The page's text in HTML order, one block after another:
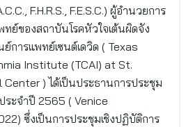
F.H.R.S., F.E.S.C.) ผู้อำนวยการ
ย์ของสถาบันโรคหัวใจเต้นผิดจัง
การแพทย์เซนต์เดวิด ( Texas
Institute (TCAI) at St.
Center ) ได้เป็นประธานการประชุม
ระจำปี 2565 ( Venice
ซึ่งเป็นการประชุมเชิงปฏิบัติการ